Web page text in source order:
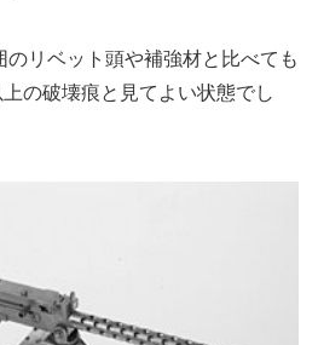
リベット頭や補強材と比べても
の破壊痕と見てよい状態でし